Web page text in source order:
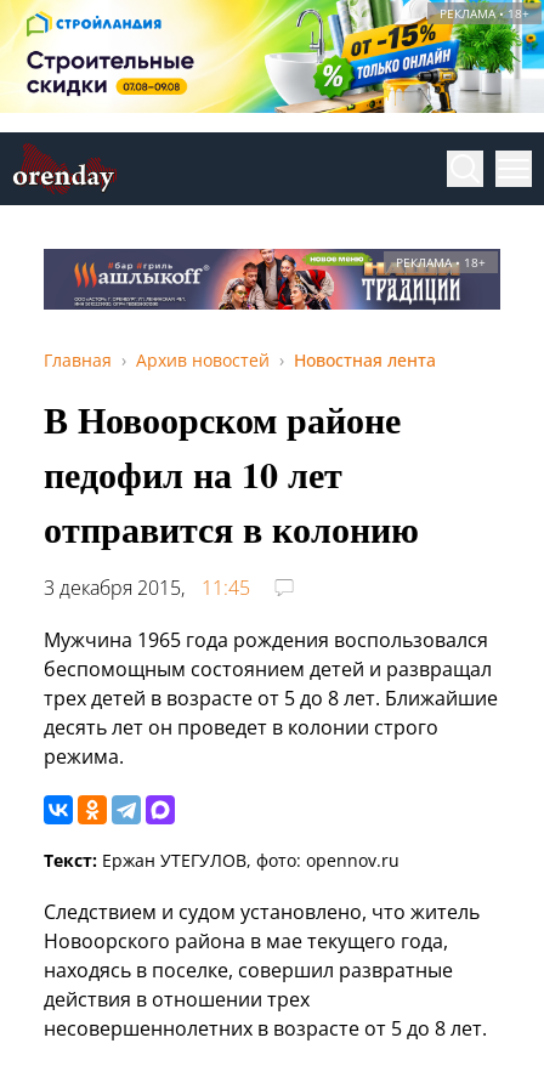
РЕКЛАМА • 18+
РЕКЛАМА • 18+
Главная Архив новостей Новостная лента
В Новоорском районе
педофил на 10 лет
отправится в колонию
3 декабря 2015,
11:45
Мужчина 1965 года рождения воспользовался
беспомощным состоянием детей и развращал
трех детей в возрасте от 5 до 8 лет. Ближайшие
десять лет он проведет в колонии строго
режима.
Текст: Ержан УТЕГУЛОВ, фото: opennov.ru
Следствием и судом установлено, что житель
Новоорского района в мае текущего года,
находясь в поселке, совершил развратные
действия в отношении трех
несовершеннолетних в возрасте от 5 до 8 лет.